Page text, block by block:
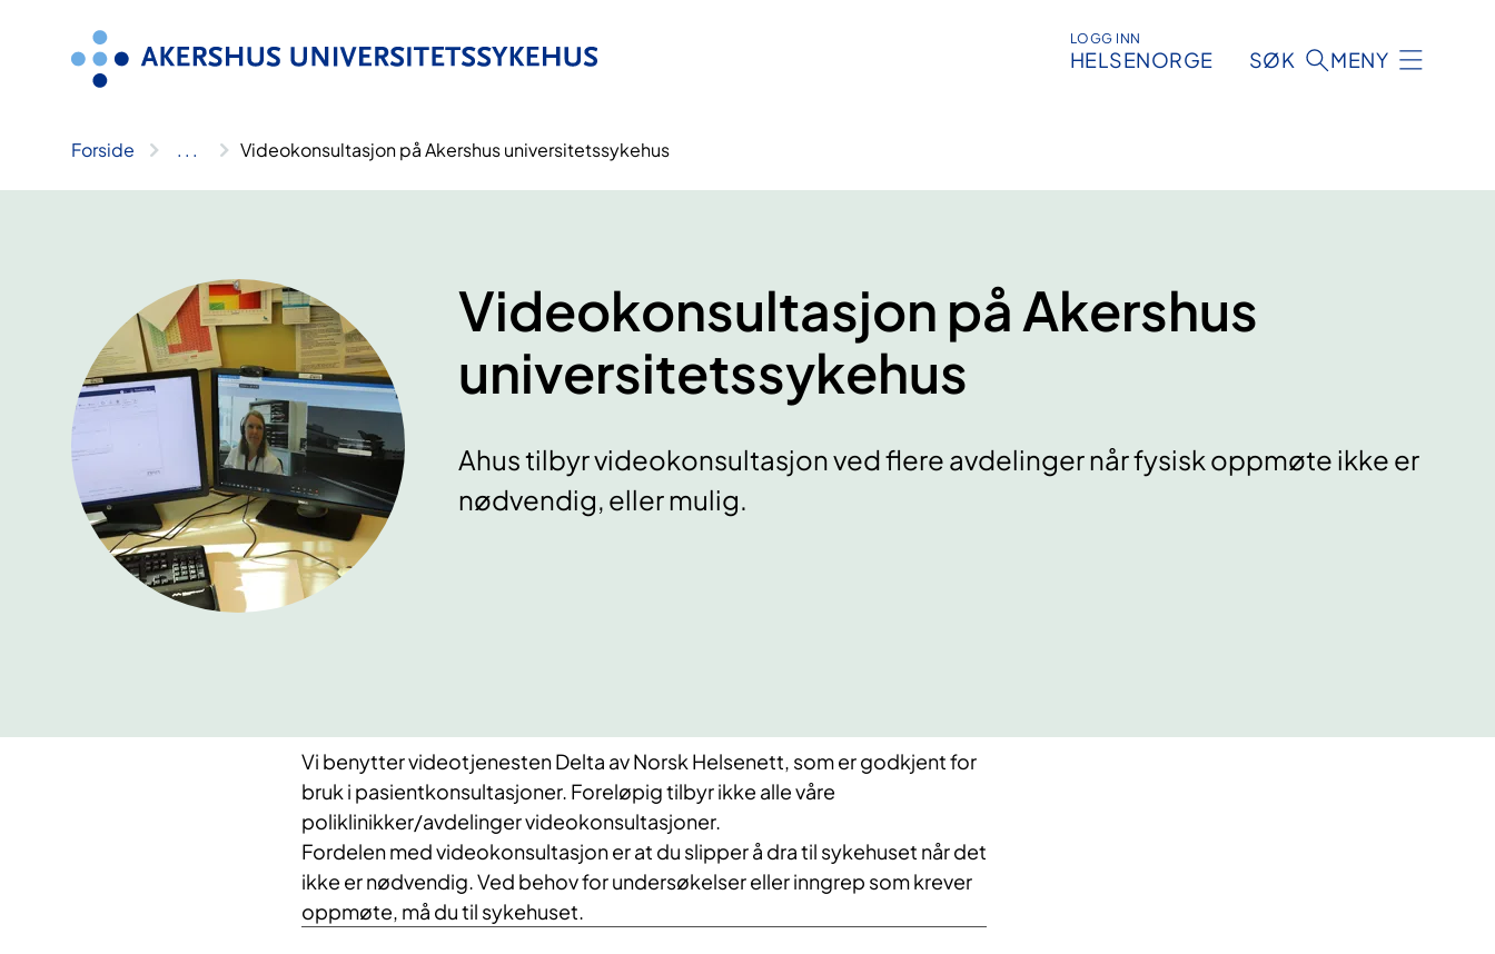
LOGG INN
HELSENORGE SØK MENY
Forside .. . Videokonsultasjon på Akershus universitetssykehus
Videokonsultasjon på Akershus
universitetssykehus
Ahus tilbyr videokonsultasjon ved flere avdelinger når fysisk oppmøte ikke er
nødvendig, eller mulig.
Vi benytter videotjenesten Delta av Norsk Helsenett, som er godkjent for
bruk i pasientkonsultasjoner. Foreløpig tilbyr ikke alle våre
poliklinikker/avdelinger videokonsultasjoner.
Fordelen med videokonsultasjon er at du slipper å dra til sykehuset når det
ikke er nødvendig. Ved behov for undersøkelser eller inngrep som krever
oppmøte, må du til sykehuset.